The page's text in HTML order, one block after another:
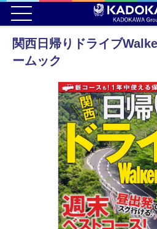
関西日帰りドライブ
ームック